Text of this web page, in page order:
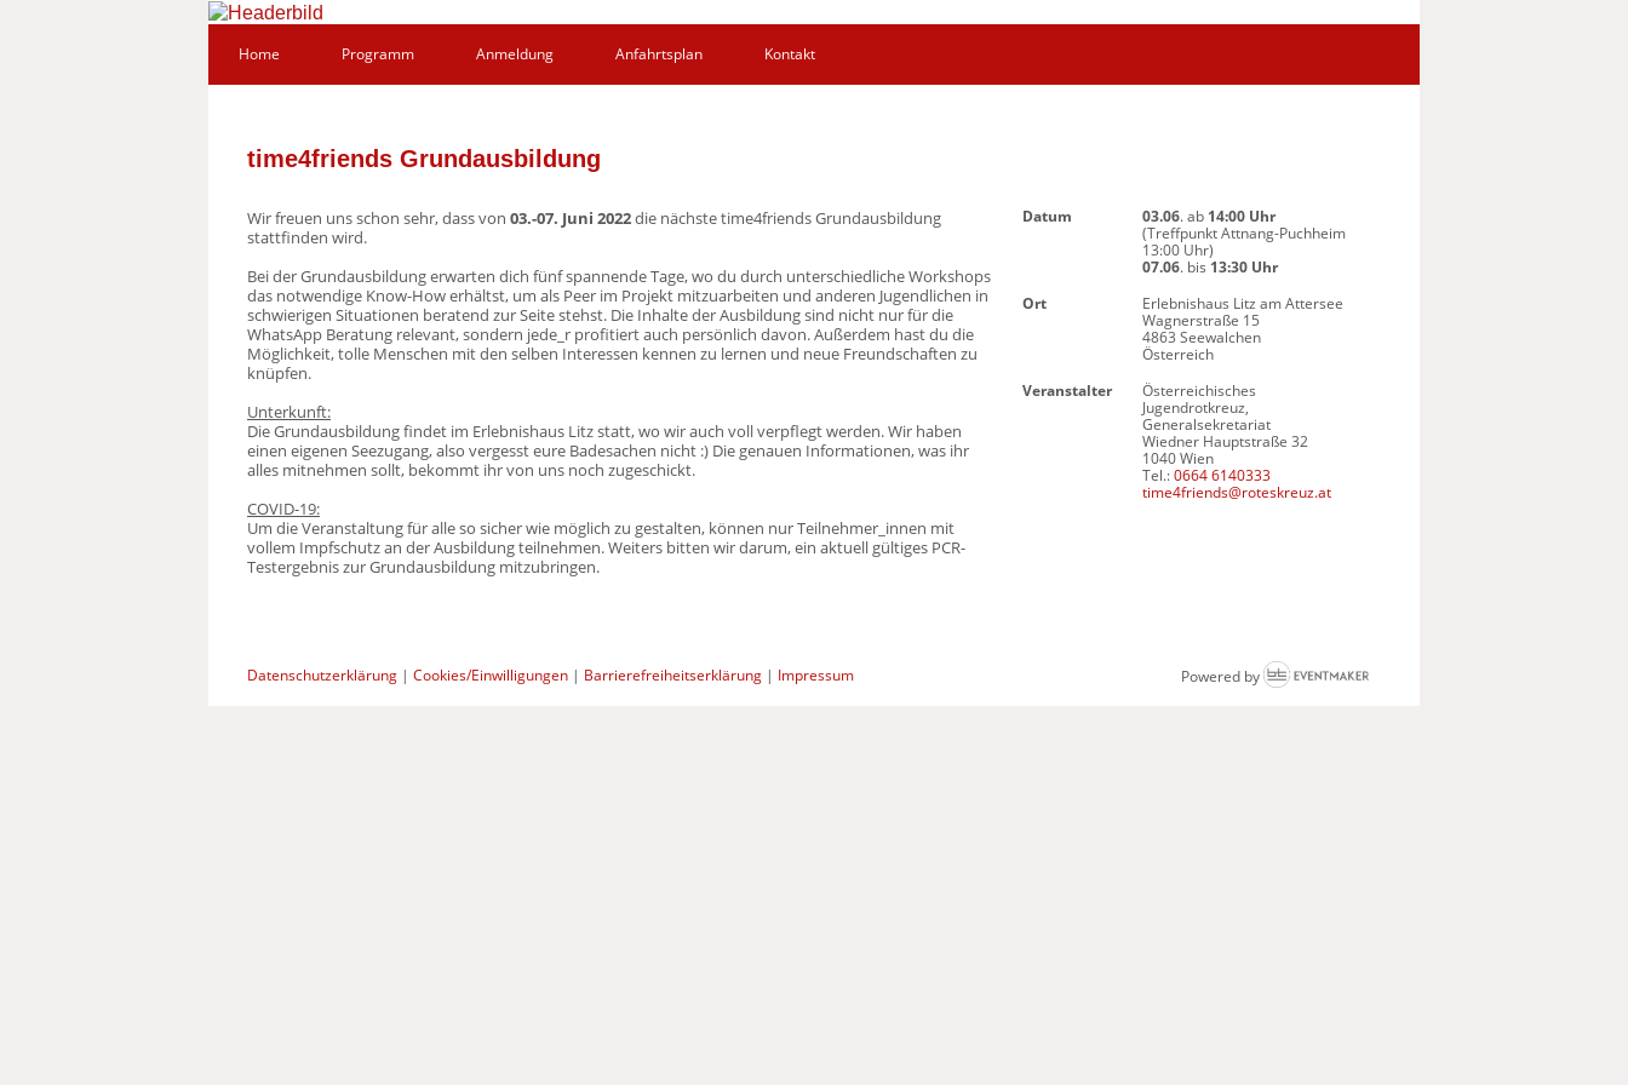
Home Programm Anmeldung Anfahrtsplan Kontakt
time4friends Grundausbildung
Wir freuen uns schon sehr, dass von 03.-07. Juni 2022die nächste time4friends Grundausbildung
stattfinden wird.
Bei der Grundausbildung erwarten dich fünf spannende Tage, wo du durch unterschiedliche Workshops
das notwendige Know-How erhältst, um als Peer im Projekt mitzuarbeiten und anderen Jugendlichen in
schwierigen Situationen beratend zur Seite stehst. Die Inhalte der Ausbildung sind nicht nur für die
WhatsApp Beratung relevant, sondern jede_r profitiert auch persönlich davon. Außerdem hast du die
Möglichkeit, tolle Menschen mit den selben Interessen kennen zu lernen und neue Freundschaften zu
knüpfen.
Unterkunft:
Die Grundausbildung findet im Erlebnishaus Litz statt, wo wir auch voll verpflegt werden. Wir haben
einen eigenen Seezugang, also vergesst eure Badesachen nicht :) Die genauen Informationen, was ihr
alles mitnehmen sollt, bekommt ihr von uns noch zugeschickt.
COVID-19:
Um die Veranstaltung für alle so sicher wie möglich zu gestalten, können nur Teilnehmer_innen mit
vollem Impfschutz an der Ausbildung teilnehmen. Weiters bitten wir darum, ein aktuell gültiges PCR-
Testergebnis zur Grundausbildung mitzubringen.
Datum 03.06. ab 14:00 Uhr
(Treffpunkt Attnang-Puchheim
13:00 Uhr)
07.06. bis 13:30 Uhr
Ort
Erlebnishaus Litz am Attersee
Wagnerstraße 15
4863 Seewalchen
Österreich
Veranstalter
Österreichisches
Jugendrotkreuz,
Generalsekretariat
Wiedner Hauptstraße 32
1040 Wien
Tel.:0664 6140333
time4friends@roteskreuz.at
Datenschutzerklärung | Cookies/Einwilligungen | Barrierefreiheitserklärung | Impressum Powered by